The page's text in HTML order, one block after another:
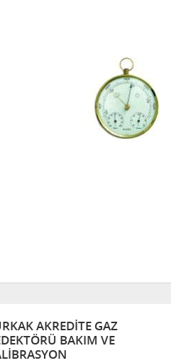
TÜRKAK AKREDITE
DEDEKTÖRÜ BAKIM
KALIBRASYON